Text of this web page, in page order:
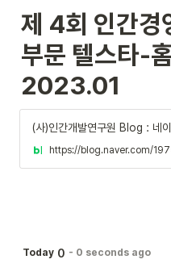
제 4회 인간경
부문 텔스타-
2023.01
(사)인간개발연구원 Blog : 네
https://blog.naver.com/
Today 0 - 0 seconds ago